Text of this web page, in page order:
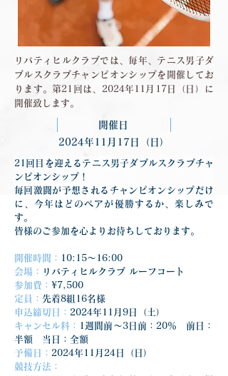
リバティヒルクラブでは、毎年、テニス男子ダ
ブルスクラブチャンピオンシップを開催してお
ります。第21回は、2024年11月17日（日）に
開催致します。
開催日
2024年11月17日（日）
21回目を迎えるテニス男子ダブルスクラブチャ
ンピオンシップ！
毎回激闘が予想されるチャンピオンシップだけ
に、今年はどのペアが優勝するか、楽しみで
す。
皆様のご参加を心よりお待ちしております。
開催時間：
10:15〜16:00
会場：
リバティヒルクラブ ルーフコート
参加費： ¥7,500
定員： 先着8組16名様
申込締切日： 2024年11月9日（土）
キャンセル料：
1週間前〜3日前：20％　前日：
半額　当日：全額
予備日： 2024年11月24日（日）
競技方法：